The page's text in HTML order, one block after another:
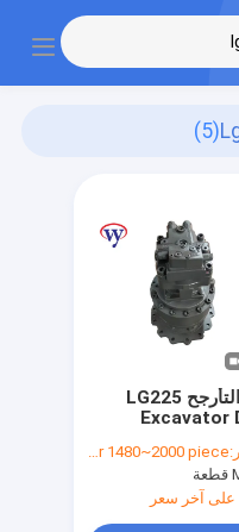
(5)
جهاز التأرجح LG225
Excavator
Motor M5X130
dollar 1480~2000 piece
آخر سعر